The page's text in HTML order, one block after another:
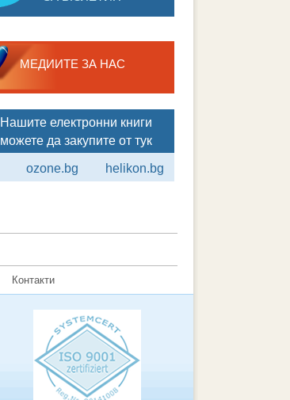
МЕДИИТЕ ЗА НАС
Нашите електронни книги
можете да закупите от тук
ozone.bg helikon.bg
Контакти